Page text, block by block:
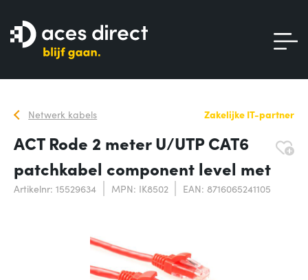
Netwerk kabels Zakelijke IT-partner
ACT Rode 2 meter U/UTP CAT6
patchkabel component level met
Artikelnr: 15529634 MPN: IK8502 EAN: 8716065241105